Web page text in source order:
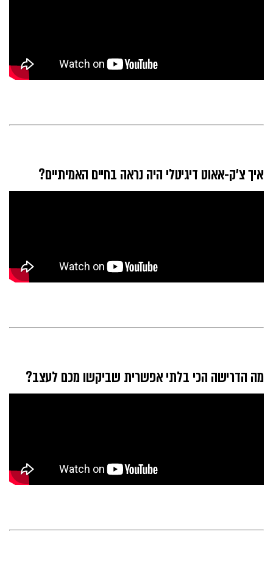
איך צ׳ק-אאוט דיגיטלי היה נראה בחיים האמיתיים?
מה הדרישה הכי בלתי אפשרית שביקשו מכם לעצב?